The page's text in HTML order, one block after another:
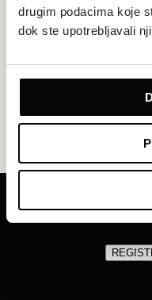
drugim podacima koje
dok ste upotrebljavali
Ostanite povezani tijekom
dostupan je na cijelom
apartmanu ili u glamping
vezu za sve uređaje.
na daljinu bez poteškoća.
sata dnevno za pomoć pri
Primajte naše